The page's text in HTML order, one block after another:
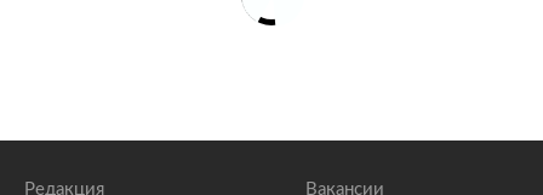
Редакция Вакансии